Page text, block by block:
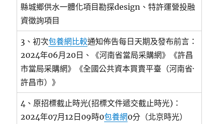
縣城鄉供水一體化項目勘探design、特許運營投融
資徵詢項目
3、初次包養網比較通知佈告每日天期及發布前言：
2024年06月20日、《河南省當局采購網》《許昌
市當局采購網》《全國公共資本買賣平臺（河南省·
許昌市）》
4、原招標截止時光(招標文件遞交截止時光)：
2024年07月12日09時0包養網0分（北京時光）